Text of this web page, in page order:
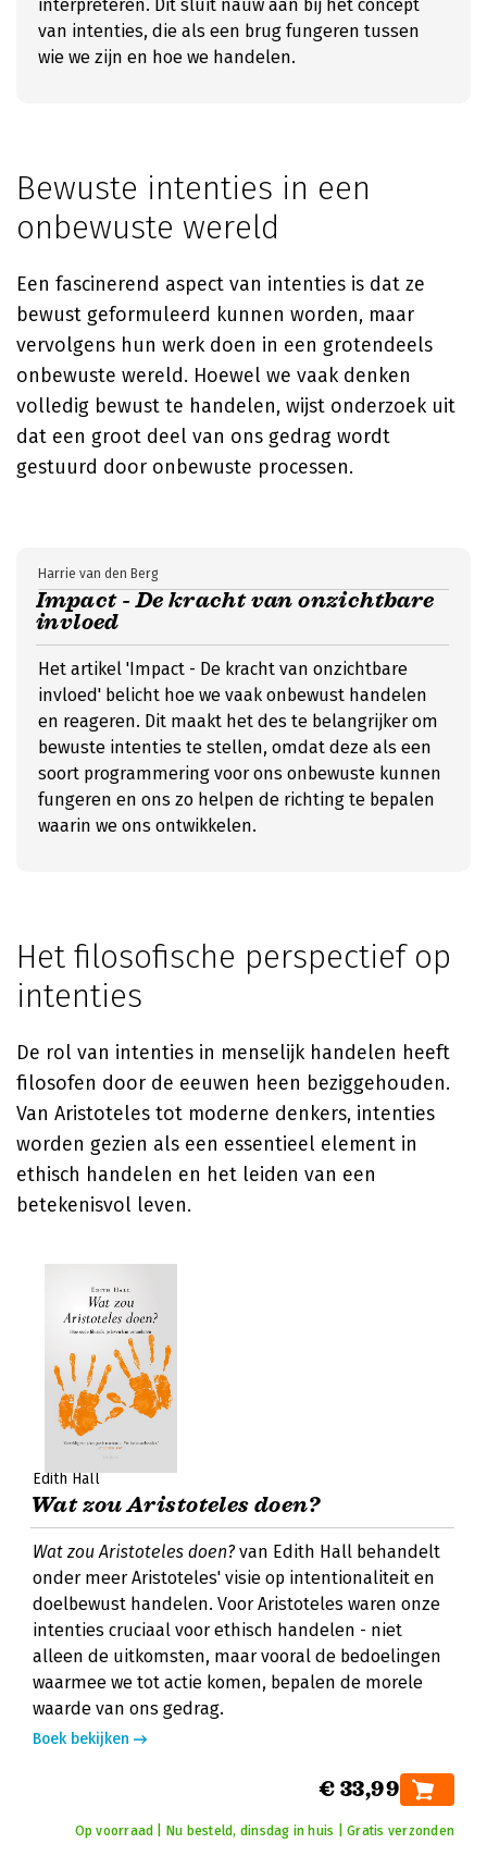
interpreteren. Dit sluit nauw aan bij het concept
van intenties, die als een brug fungeren tussen
wie we zijn en hoe we handelen.
Bewuste intenties in een
onbewuste wereld
Een fascinerend aspect van intenties is dat ze
bewust geformuleerd kunnen worden, maar
vervolgens hun werk doen in een grotendeels
onbewuste wereld. Hoewel we vaak denken
volledig bewust te handelen, wijst onderzoek uit
dat een groot deel van ons gedrag wordt
gestuurd door onbewuste processen.
Impact - De kracht van onzichtbare
invloed
Harrie van den Berg
Het artikel 'Impact - De kracht van onzichtbare
invloed' belicht hoe we vaak onbewust handelen
en reageren. Dit maakt het des te belangrijker om
bewuste intenties te stellen, omdat deze als een
soort programmering voor ons onbewuste kunnen
fungeren en ons zo helpen de richting te bepalen
waarin we ons ontwikkelen.
Het filosofische perspectief op
intenties
De rol van intenties in menselijk handelen heeft
filosofen door de eeuwen heen beziggehouden.
Van Aristoteles tot moderne denkers, intenties
worden gezien als een essentieel element in
ethisch handelen en het leiden van een
betekenisvol leven.
Edith Hall
Wat zou Aristoteles doen?
Wat zou Aristoteles doen? van Edith Hall behandelt
onder meer Aristoteles' visie op intentionaliteit en
doelbewust handelen. Voor Aristoteles waren onze
intenties cruciaal voor ethisch handelen - niet
alleen de uitkomsten, maar vooral de bedoelingen
waarmee we tot actie komen, bepalen de morele
waarde van ons gedrag.
Boek bekijken
€ 33,99
Op voorraad | Nu besteld, dinsdag in huis | Gratis verzonden